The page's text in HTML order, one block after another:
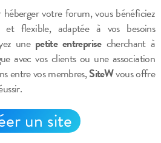
votre forum, vous bénéficiez
et flexible, adaptée à vos besoins
une petite entreprisecherchant à
avec vos clients ou une association
entre vos membres,SiteWvous offre
un site